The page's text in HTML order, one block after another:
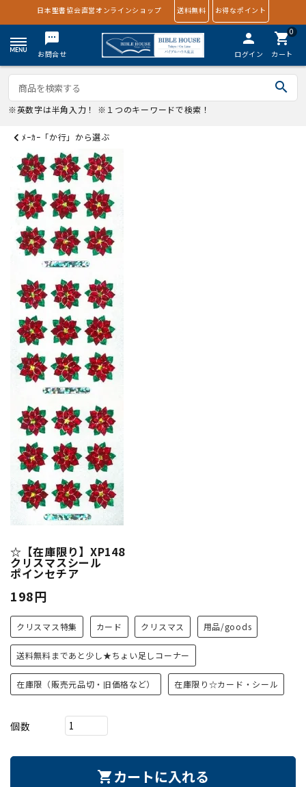
日本聖書協会直営オンラインショップ 送料無料 お得なポイント
textsms
お問合せ
person
ログイン
0
shopping_cart
カート
search
※英数字は半角入力！ ※１つのキーワードで検索！
ﾒｰｶｰ「か行」から選ぶ
☆【在庫限り】XP148
クリスマスシール
ポインセチア
198円
クリスマス特集 カード クリスマス 用品/goods
送料無料まであと少し★ちょい足しコーナー
在庫限（販売元品切・旧価格など） 在庫限り☆カード・シール
個数
shopping_cart カートに入れる